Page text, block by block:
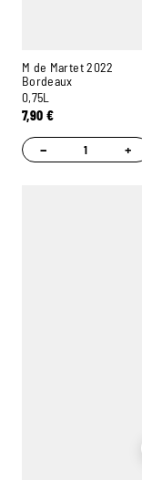
M de Martet 2022
Bordeaux
0,75L
7,90 €
− +